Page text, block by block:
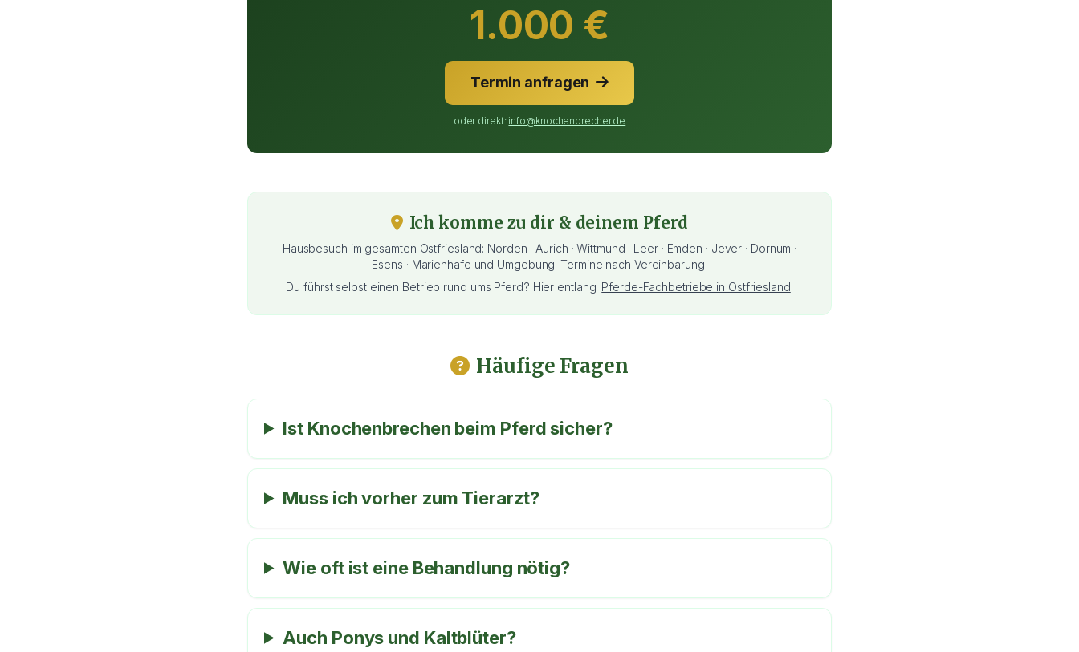
1.000 €
Termin anfragen
oder direkt: info@knochenbrecher.de
Ich komme zu dir & deinem Pferd
Hausbesuch im gesamten Ostfriesland: Norden · Aurich · Wittmund · Leer · Emden · Jever · Dornum ·
Esens · Marienhafe und Umgebung. Termine nach Vereinbarung.
Du führst selbst einen Betrieb rund ums Pferd? Hier entlang: Pferde-Fachbetriebe in Ostfriesland.
Häufige Fragen
Ist Knochenbrechen beim Pferd sicher?
Muss ich vorher zum Tierarzt?
Wie oft ist eine Behandlung nötig?
Auch Ponys und Kaltblüter?